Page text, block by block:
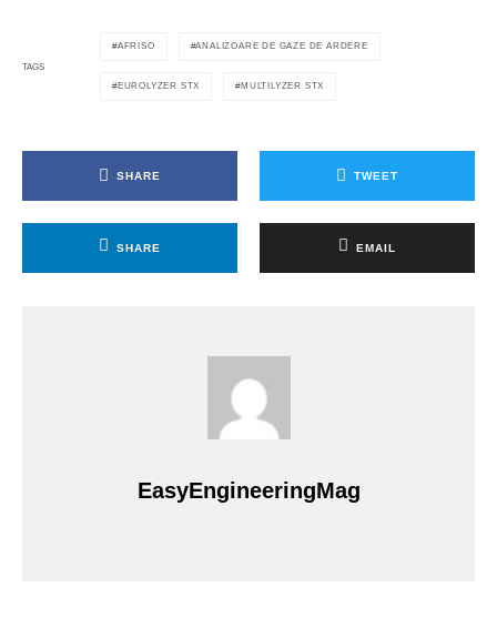
TAGS
AFRISO ANALIZOARE DE GAZE DE ARDERE
EUROLYZER STX MULTILYZER STX
SHARE TWEET
SHARE EMAIL
EasyEngineeringMag